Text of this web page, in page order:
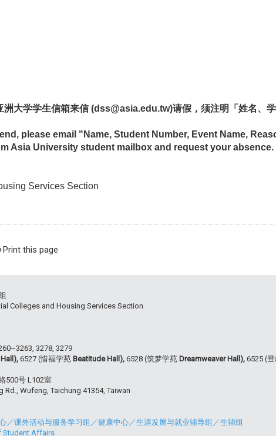
洲大学学生信箱来信 (dss@asia.edu.tw)请假，须注明「姓名、
please email "Name, Student Number, Event Name,
Asia University student mailbox and request your absence.
Services Section
Print this page
Colleges and Housing Services Section
3278, 3279
Hall),6527 (惜福学苑 Beatitude Hall),6528 (筑梦学苑 Dreamweaver Hall),6525 (
500号 L102室
Rd., Wufeng, Taichung 41354, Taiwan
／课外活动与服务学习组 ／健康中心 ／生涯发展与就业辅导组 ／生辅组
Student Affairs